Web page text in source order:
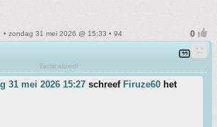
• zondag 31 mei 2026 @ 15:33 • 94
Tacticalized!
31 mei 2026 15:27 schreef Firuze60 het